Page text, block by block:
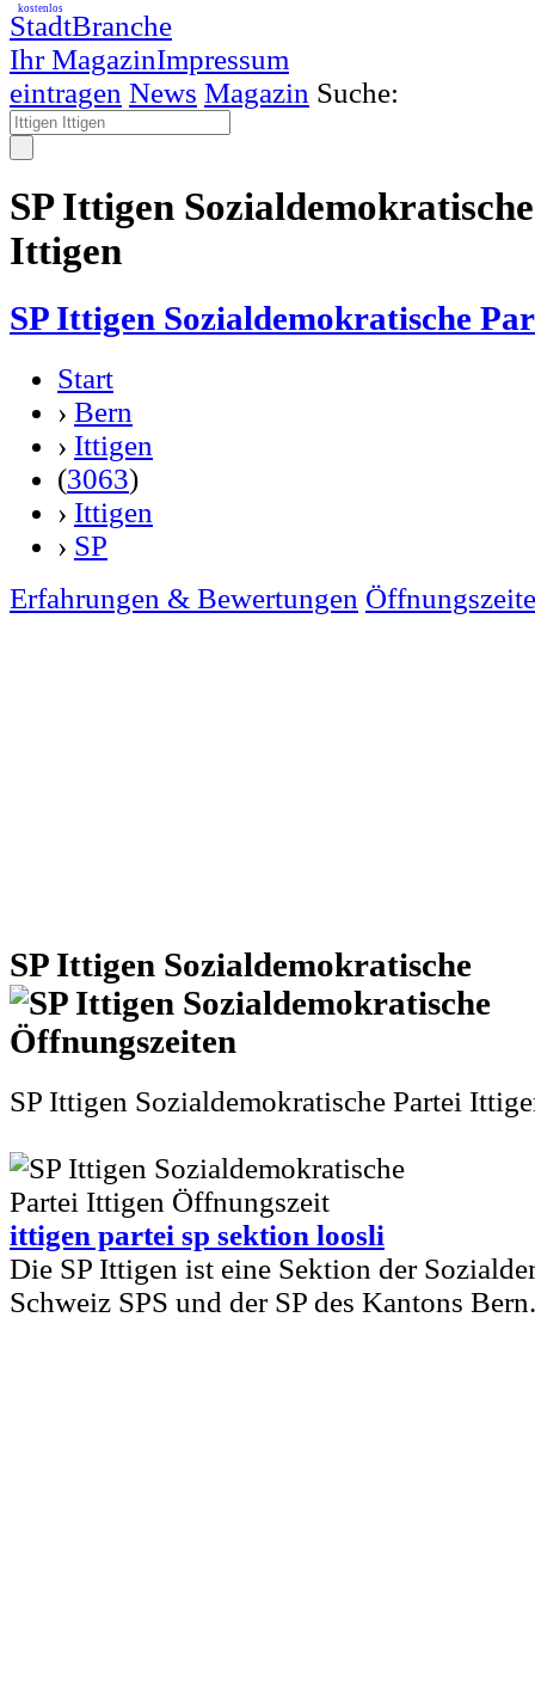
StadtBranche
Ihr MagazinImpressum
kostenlos
eintragen News Magazin Suche:
SP Ittigen
Ittigen
SP Ittigen Sozialdemokratische
Start
› Bern
› Ittigen
(3063)
› Ittigen
› SP
Erfahrungen & Bewertungen
SP Ittigen Sozialdemokratische
SP Ittigen Sozialdemokratische Partei
ittigen partei sp sektion loosli
Die SP Ittigen ist eine Sektion der
Schweiz SPS und der SP des Kantons Bern.